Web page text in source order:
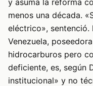
menos una década.
eléctrico»,
Venezuela,
hidrocarburos pero
deficiente, es, según
institucional» y no